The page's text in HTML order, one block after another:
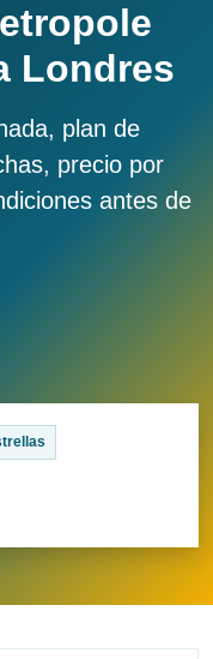
Londres
plan de
precio por
antes de